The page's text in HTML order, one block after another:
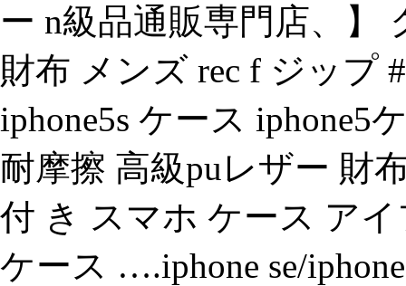
ー n級品通販専門店、】
財布 メンズ rec f ジップ
iphone5s ケース iphone5
耐摩擦 高級puレザー 財
付 き スマホ ケース ア
ケース ….iphone se/